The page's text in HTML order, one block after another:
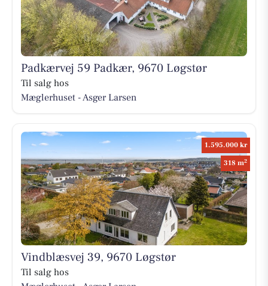
Padkærvej 59 Padkær, 9670 Løgstør
Til salg hos
Mæglerhuset - Asger Larsen
1.595.000 kr
318 m2
Vindblæsvej 39, 9670 Løgstør
Til salg hos